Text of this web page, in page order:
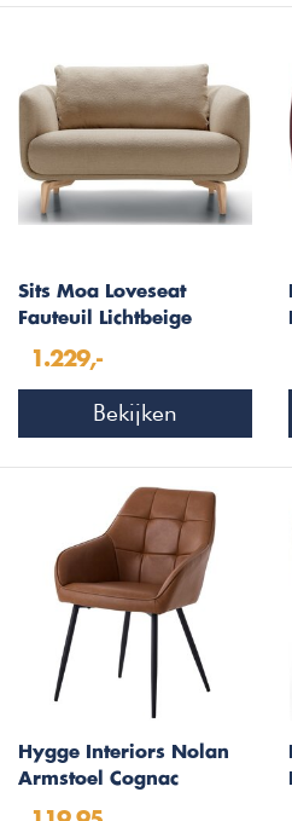
Sits Moa Loveseat
Fauteuil Lichtbeige
1.229,-
Bekijken
Hygge Interiors Nolan
Armstoel Cognac